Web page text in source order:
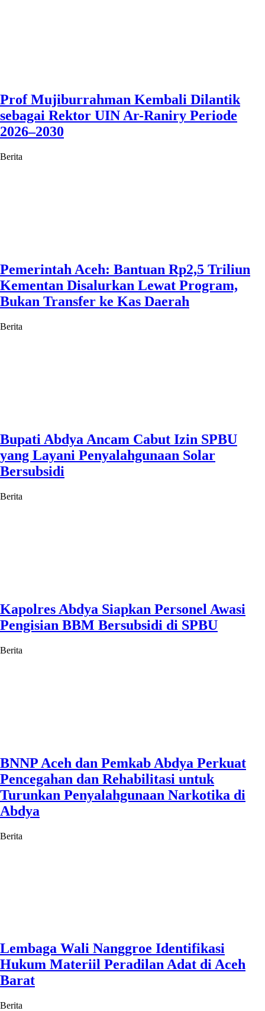
Prof Mujiburrahman Kembali Dilantik
sebagai Rektor UIN Ar-Raniry Periode
2026–2030
Berita
Pemerintah Aceh: Bantuan Rp2,5 Triliun
Kementan Disalurkan Lewat Program,
Bukan Transfer ke Kas Daerah
Berita
Bupati Abdya Ancam Cabut Izin SPBU
yang Layani Penyalahgunaan Solar
Bersubsidi
Berita
Kapolres Abdya Siapkan Personel Awasi
Pengisian BBM Bersubsidi di SPBU
Berita
BNNP Aceh dan Pemkab Abdya Perkuat
Pencegahan dan Rehabilitasi untuk
Turunkan Penyalahgunaan Narkotika di
Abdya
Berita
Lembaga Wali Nanggroe Identifikasi
Hukum Materiil Peradilan Adat di Aceh
Barat
Berita